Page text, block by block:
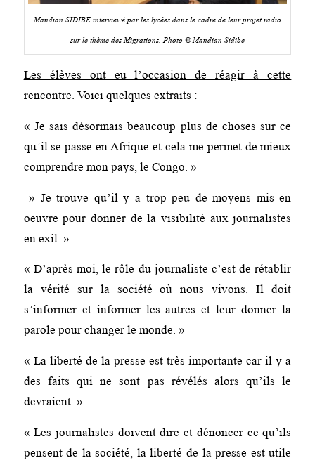
Mandian SIDIBE interviewé par les lycées dans le cadre de leur projet radio
sur le thème des Migrations. Photo © Mandian Sidibe
Les élèves ont eu l’occasion de réagir à cette
rencontre. Voici quelques extraits :
« Je sais désormais beaucoup plus de choses sur ce
qu’il se passe en Afrique et cela me permet de mieux
comprendre mon pays, le Congo. »
» Je trouve qu’il y a trop peu de moyens mis en
oeuvre pour donner de la visibilité aux journalistes
en exil. »
« D’après moi, le rôle du journaliste c’est de rétablir
la vérité sur la société où nous vivons. Il doit
s’informer et informer les autres et leur donner la
parole pour changer le monde. »
« La liberté de la presse est très importante car il y a
des faits qui ne sont pas révélés alors qu’ils le
devraient. »
« Les journalistes doivent dire et dénoncer ce qu’ils
pensent de la société, la liberté de la presse est utile